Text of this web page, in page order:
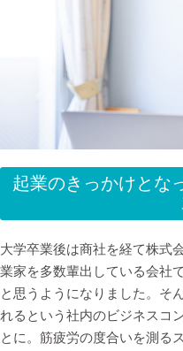
起業のきっかけとな
大学卒業後は商社を経て株式
業家を多数輩出している会社
と思うようになりました。そ
れるという社内のビジネスコ
とに。筋疲労の度合いを測る